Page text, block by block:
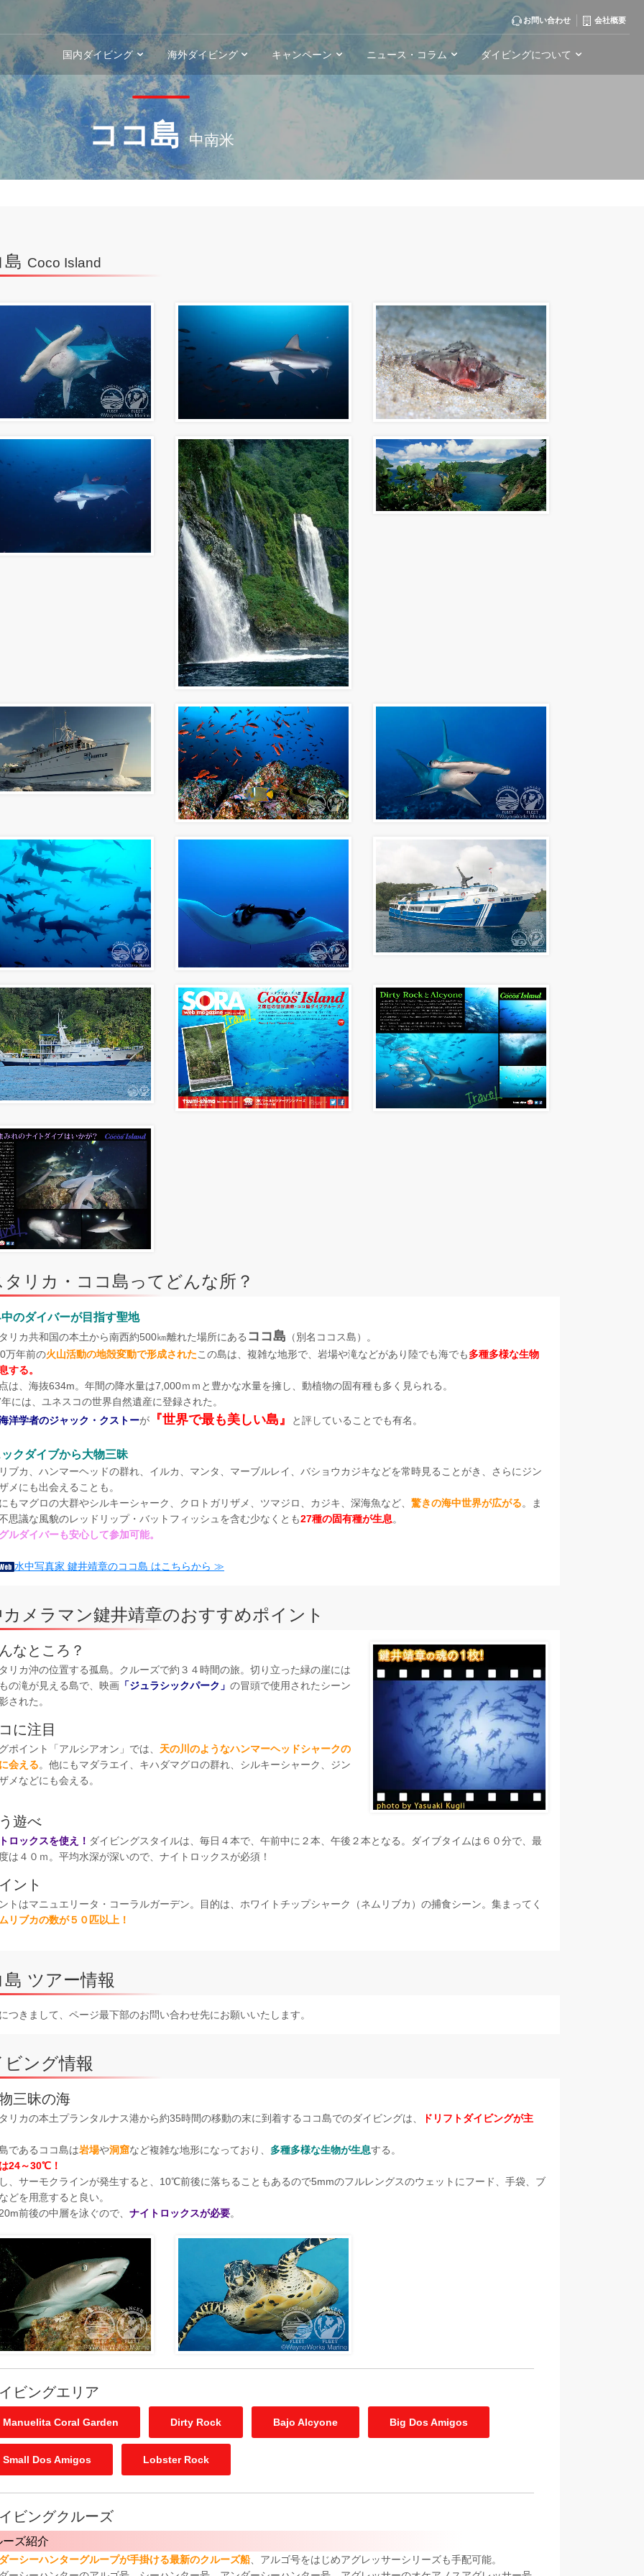
ココ島中南米
島 Coco Island
タリカ・ココ島ってどんな所？
のダイバーが目指す聖地
リカ共和国の本土から南西約500㎞離れた場所にある ココ島 （別名ココス島）。
万年前の火山活動の地殻変動で形成されたこの島は、複雑な地形で、岩場や滝などがあり陸でも海でも多種多様な生物
する。
は、海抜634m。年間の降水量は7,000ｍｍと豊かな水量を擁し、動植物の固有種も多く見られる。
には、ユネスコの世界自然遺産に登録された。
洋学者のジャック・クストーが 『世界で最も美しい島』 と評していることでも有名。
クダイブから大物三昧
ブカ、ハンマーヘッドの群れ、イルカ、マンタ、マーブルレイ、バショウカジキなどを常時見ることがき、さらにジン
メにも出会えることも。
もマグロの大群やシルキーシャーク、クロトガリザメ、ツマジロ、カジキ、深海魚など、 驚きの海中世界が広がる。ま
思議な風貌のレッドリップ・バットフィッシュを含む少なくとも27種の固有種が生息。
ルダイバーも安心して参加可能。
水中写真家 鍵井靖章のココ島 はこちらから ≫
カメラマン鍵井靖章のおすすめポイント
なところ？
リカ沖の位置する孤島。クルーズで約３４時間の旅。切り立った緑の崖には
の滝が見える島で、映画 「ジュラシックパーク」 の冒頭で使用されたシーン
された。
に注目
ポイント「アルシアオン」では、 天の川のようなハンマーヘッドシャークの
会える。他にもマダラエイ、キハダマグロの群れ、シルキーシャーク、ジン
メなどにも会える。
遊べ
ロックスを使え！ ダイビングスタイルは、毎日４本で、午前中に２本、午後２本となる。ダイブタイムは６０分で、最
は４０ｍ。平均水深が深いので、ナイトロックスが必須！
ント
トはマニュエリータ・コーラルガーデン。目的は、ホワイトチップシャーク（ネムリブカ）の捕食シーン。集まってく
リブカの数が５０匹以上！
ツアー情報
つきまして、ページ最下部のお問い合わせ先にお願いいたします。
ング情報
三昧の海
リカの本土プランタルナス港から約35時間の移動の末に到着するココ島でのダイビングは、 ドリフトダイビングが主
であるココ島は岩場や洞窟など複雑な地形になっており、 多種多様な生物が生息する。
24～30℃！
、サーモクラインが発生すると、10℃前後に落ちることもあるので5mmのフルレングスのウェットにフード、手袋、ブ
どを用意すると良い。
前後の中層を泳ぐので、 ナイトロックスが必要。
ビングエリア
Manuelita Coral Garden Dirty Rock Bajo Alcyone Big Dos Amigos
Small Dos Amigos Lobster Rock
ビングクルーズ
ーズ紹介
ーシーハンターグループが手掛ける最新のクルーズ船、アルゴ号をはじめアグレッサーシリーズも手配可能。
お問い合わせ 会社概要
国内ダイビング 海外ダイビング キャンペーン ニュース・コラム ダイビングについて